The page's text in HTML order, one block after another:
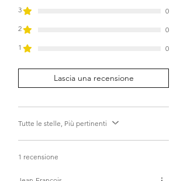
3
0
2
0
1
0
Lascia una recensione
Tutte le stelle, Più pertinenti
1 recensione